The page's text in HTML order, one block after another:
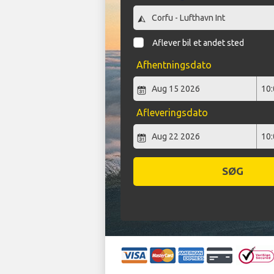
Aflever bil et andet sted
Afhentningsdato
Afleveringsdato
SØG